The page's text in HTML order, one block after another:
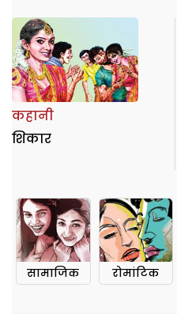
कहानी
शिकार
सामाजिक रोमांटिक